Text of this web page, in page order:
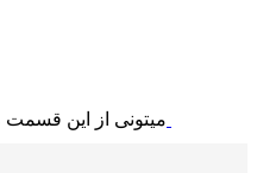
میتونی از این